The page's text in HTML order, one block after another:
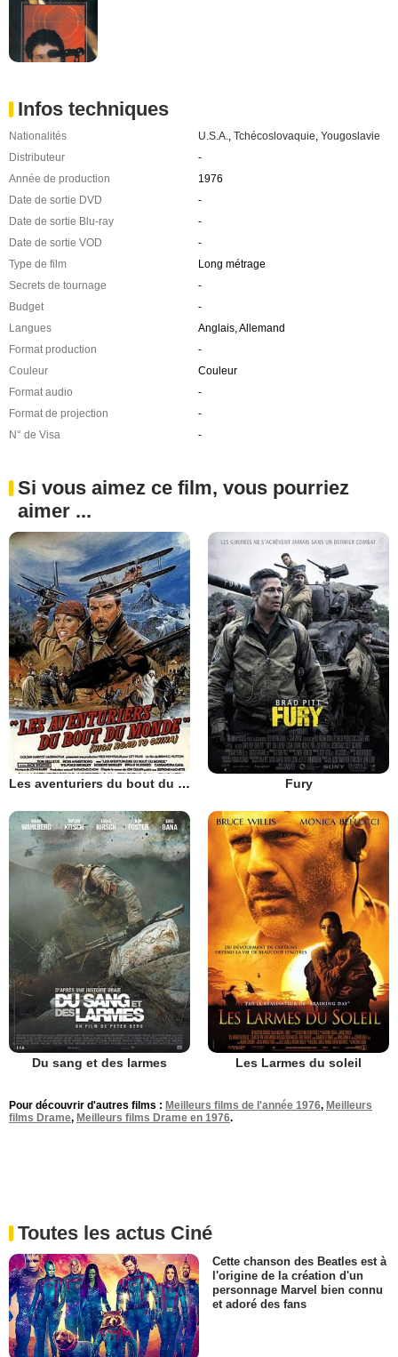
Infos techniques
Nationalités U.S.A., Tchécoslovaquie, Yougoslavie
Distributeur
-
Année de production
1976
Date de sortie DVD
-
Date de sortie Blu-ray
-
Date de sortie VOD
-
Type de film
Long métrage
Secrets de tournage
-
Budget
-
Langues
Anglais, Allemand
Format production
-
Couleur
Couleur
Format audio
-
Format de projection
-
N° de Visa
-
Si vous aimez ce film, vous pourriez
aimer ...
Les aventuriers du bout du monde Fury
Du sang et des larmes Les Larmes du soleil
Pour découvrir d'autres films : Meilleurs films de l'année 1976, Meilleurs
films Drame, Meilleurs films Drame en 1976.
Toutes les actus Ciné
Cette chanson des Beatles est à
l'origine de la création d'un
personnage Marvel bien connu
et adoré des fans